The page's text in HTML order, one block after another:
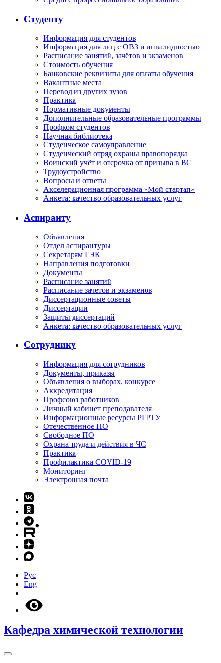
Студенту
Информация для студентов
Информация для лиц с ОВЗ и инвалидностью
Расписание занятий, зачётов и экзаменов
Стоимость обучения
Банковские реквизиты для оплаты обучения
Вакантные места
Перевод из других вузов
Практика
Нормативные документы
Дополнительные образовательные программы
Профком студентов
Научная библиотека
Студенческое самоуправление
Студенческий отряд охраны правопорядка
Воинский учёт и отсрочка от призыва в ВС
Трудоустройство
Вопросы и ответы
Акселерационная программа «Мой стартап»
Анкета: качество образовательных услуг
Аспиранту
Объявления
Отдел аспирантуры
Секретарям ГЭК
Направления подготовки
Документы
Расписание занятий
Расписание зачетов и экзаменов
Диссертационные советы
Диссертации
Защиты диссертаций
Анкета: качество образовательных услуг
Сотруднику
Информация для сотрудников
Документы, приказы
Объявления о выборах, конкурсе
Аккредитация
Профсоюз работников
Личный кабинет преподавателя
Информационные ресурсы РГРТУ
Отечественное ПО
Свободное ПО
Охрана труда и действия в ЧС
Практика
Профилактика COVID-19
Мониторинг
Электронная почта
Рус
Eng
Кафедра химической технологии